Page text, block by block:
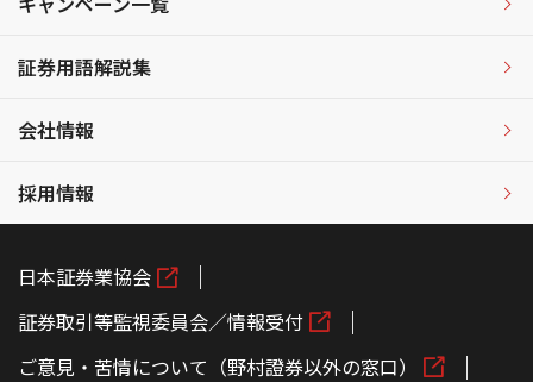
証券用語解説集
会社情報
採用情報
日本証券業協会
証券取引等監視委員会／情報受付
ご意見・苦情について（野村證券以外の窓口）